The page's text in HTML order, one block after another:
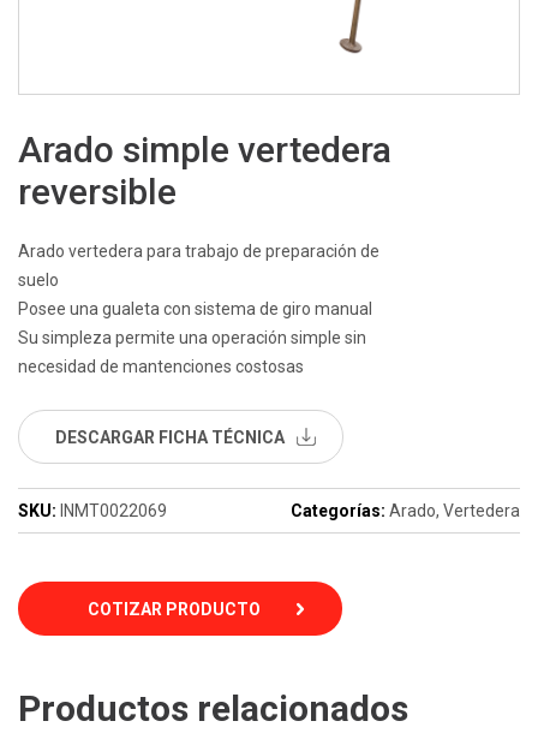
Arado simple vertedera
reversible
Arado vertedera para trabajo de preparación de
suelo
Posee una gualeta con sistema de giro manual
Su simpleza permite una operación simple sin
necesidad de mantenciones costosas
DESCARGAR FICHA TÉCNICA
SKU: INMT0022069 Categorías: Arado, Vertedera
COTIZAR PRODUCTO
Productos relacionados